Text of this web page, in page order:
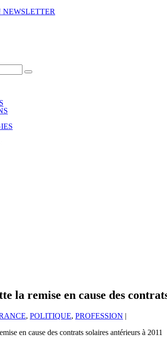
NEWSLETTER
la remise en cause des
, POLITIQUE, PROFESSION |